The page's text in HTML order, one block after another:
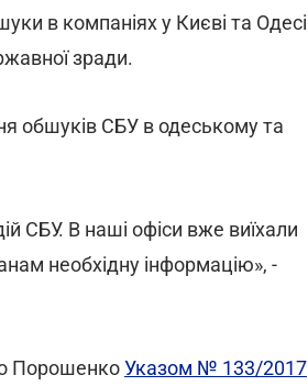
в компаніях у Києві та Одесі
зради.
обшуків СБУ в одеському та
СБУ. В наші офіси вже виїхали
необхідну інформацію», -
ПорошенкоУказом № 133/2017